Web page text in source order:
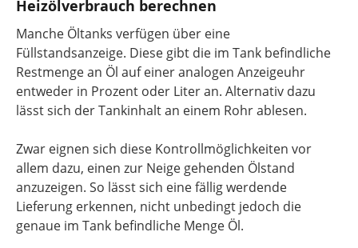
Heizölverbrauch berechnen
Manche Öltanks verfügen über eine
Füllstandsanzeige. Diese gibt die im Tank befindliche
Restmenge an Öl auf einer analogen Anzeigeuhr
entweder in Prozent oder Liter an. Alternativ dazu
lässt sich der Tankinhalt an einem Rohr ablesen.
Zwar eignen sich diese Kontrollmöglichkeiten vor
allem dazu, einen zur Neige gehenden Ölstand
anzuzeigen. So lässt sich eine fällig werdende
Lieferung erkennen, nicht unbedingt jedoch die
genaue im Tank befindliche Menge Öl.